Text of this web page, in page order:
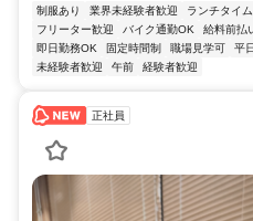
制服あり 業界未経験者歓迎 ランチタイム
フリーター歓迎
バイク通勤OK 給料前払
即日勤務OK
固定時間制 職場見学可 平
未経験者歓迎
午前 経験者歓迎
正社員